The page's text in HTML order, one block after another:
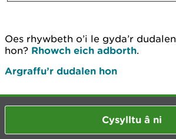
Oes rhywbeth o’i le gyda’r dudalen
hon? Rhowch eich adborth.
Argraffu’r dudalen hon
Cysylltu â ni